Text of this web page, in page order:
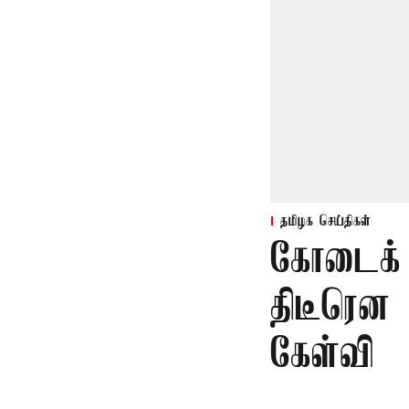
தமிழக செய்திகள்
கோடைக்
திடீரென
கேள்வி